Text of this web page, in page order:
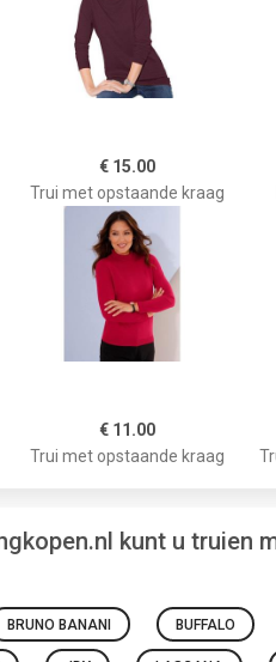
€ 15.00
Trui met opstaande kraag
€ 11.00
Trui met opstaande kraag
kunt u truien
BRUNO BANANI BUFFALO